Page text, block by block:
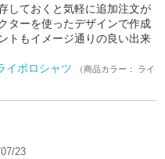
しておくと気軽に追加注文が
ターを使ったデザインで作成
トもイメージ通りの良い出来
イポロシャツ
（商品カラー： ライ
23